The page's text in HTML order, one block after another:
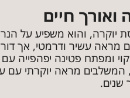
חיים
יוקרה, והוא משפיע על
ומפתח פטינה יפהפייה עם
המשלבים מראה יוקרתי עם
שנים.